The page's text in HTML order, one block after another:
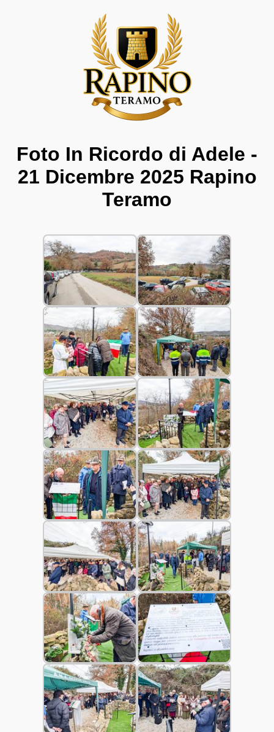
Foto In Ricordo di Adele -
21 Dicembre 2025 Rapino
Teramo